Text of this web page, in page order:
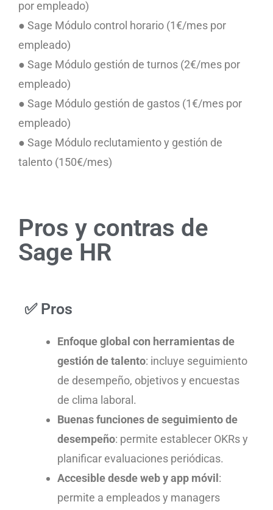
por empleado)
● Sage Módulo control horario (1€/mes por
empleado)
● Sage Módulo gestión de turnos (2€/mes por
empleado)
● Sage Módulo gestión de gastos (1€/mes por
empleado)
● Sage Módulo reclutamiento y gestión de
talento (150€/mes)
Pros y contras de
Sage HR
✅ Pros
Enfoque global con herramientas de
gestión de talento: incluye seguimiento
de desempeño, objetivos y encuestas
de clima laboral.
Buenas funciones de seguimiento de
desempeño: permite establecer OKRs y
planificar evaluaciones periódicas.
Accesible desde web y app móvil :
permite a empleados y managers